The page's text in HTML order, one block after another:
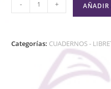
- + AÑADIR
Categorías: CUADERNOS -